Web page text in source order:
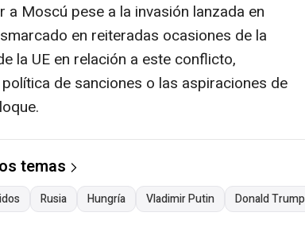
a Moscú pese a la invasión lanzada en
en reiteradas ocasiones de la
la UE en relación a este conflicto,
de sanciones o las aspiraciones de
temas
Rusia Hungría Vladimir Putin
Donald Trump